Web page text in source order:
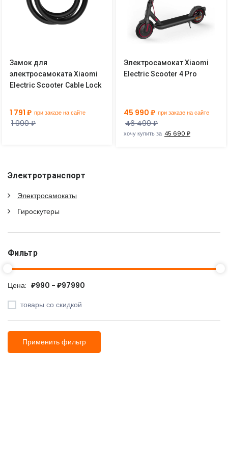
Замок для
электросамоката Xiaomi
Electric Scooter Cable Lock
1 791 ₽ при заказе на сайте
1 990 ₽
Электросамокат Xiaomi
Electric Scooter 4 Pro
45 990 ₽ при заказе на сайте
46 490 ₽
хочу купить за 45 690 ₽
Электротранспорт
Электросамокаты
Гироскутеры
Фильтр
Цена: ₽990 - ₽97990
товары со скидкой
Применить фильтр